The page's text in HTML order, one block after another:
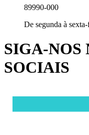
89990-000
De segunda à
SIGA-NOS
SOCIAIS